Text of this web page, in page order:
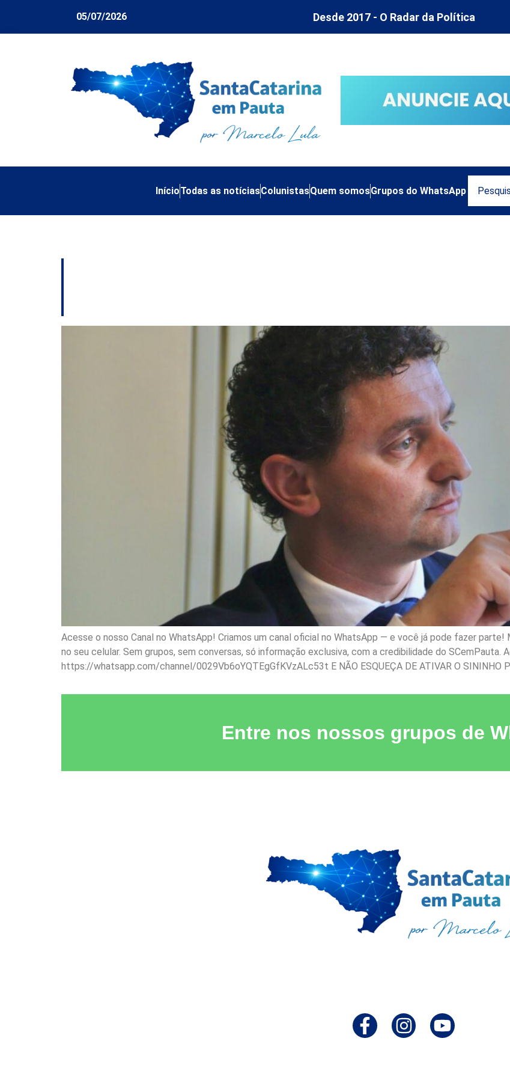
05/07/2026 Desde 2017 - O Radar da Política
InícioTodas as notíciasColunistasQuem somosGrupos do WhatsApp
Acesse o nosso Canal no WhatsApp! Criamos um canal oficial no WhatsApp — e você já pode fazer parte!
no seu celular. Sem grupos, sem conversas, só informação exclusiva, com a credibilidade do SCemPauta.
https://whatsapp.com/channel/0029Vb6oYQTEgGfKVzALc53t E NÃO ESQUEÇA DE ATIVAR O SININHO
Entre nos nossos grupos de